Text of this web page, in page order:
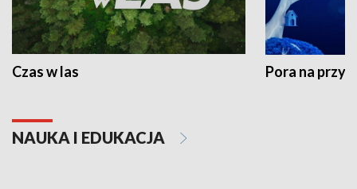
Czas w las Pora na
NAUKA I EDUKACJA